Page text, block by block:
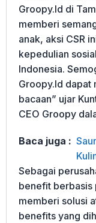
Groopy.Id di
memberi
anak, aksi CSR
kepedulian
Indonesia.
Groopy.Id dapat
bacaan” ujar
CEO Groopy
Baca juga :
Sebagai
benefit berbasis
memberi solusi
benefits yang